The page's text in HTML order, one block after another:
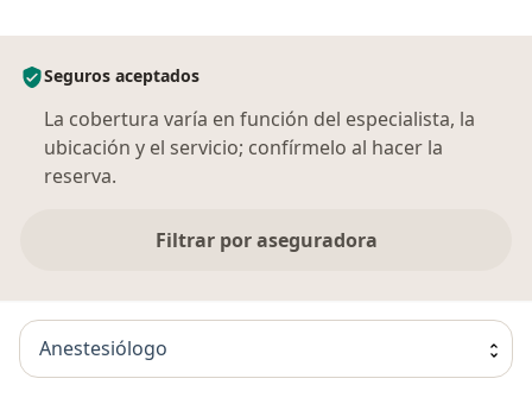
Seguros aceptados
La cobertura varía en función del especialista, la
ubicación y el servicio; confírmelo al hacer la
reserva.
Filtrar por aseguradora
Anestesiólogo